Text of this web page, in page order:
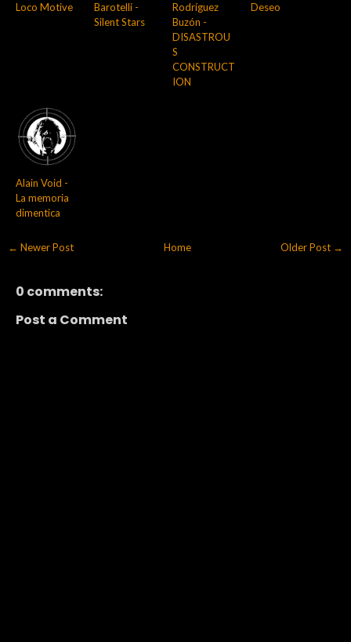
Loco Motive
Barotelli -
Silent Stars
Rodríguez
Buzón -
DISASTROU
S
CONSTRUCT
ION
Deseo
Alain Void -
La memoria
dimentica
← Newer Post Older Post →
Home
0 comments:
Post a Comment